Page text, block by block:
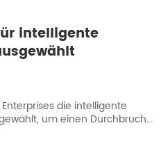
intelligente
die intelligente
um einen Durchbruch